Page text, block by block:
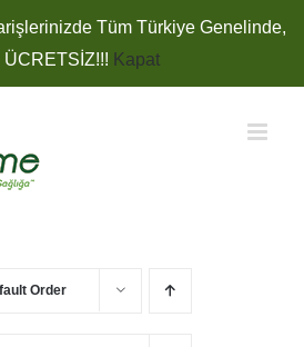
Tüm Türkiye Genelinde,
ÜCRETSİZ!!! Kapat
Order